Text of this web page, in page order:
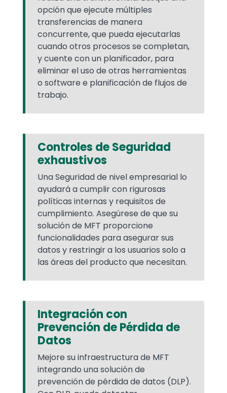
opción que ejecute múltiples
transferencias de manera
concurrente, que pueda ejecutarlas
cuando otros procesos se completan,
y cuente con un planificador, para
eliminar el uso de otras herramientas
o software e planificación de flujos de
trabajo.
Controles de Seguridad
exhaustivos
Una Seguridad de nivel empresarial lo
ayudará a cumplir con rigurosas
políticas internas y requisitos de
cumplimiento. Asegúrese de que su
solución de MFT proporcione
funcionalidades para asegurar sus
datos y restringir a los usuarios solo a
las áreas del producto que necesitan.
Integración con
Prevención de Pérdida de
Datos
Mejore su infraestructura de MFT
integrando una solución de
prevención de pérdida de datos (DLP).